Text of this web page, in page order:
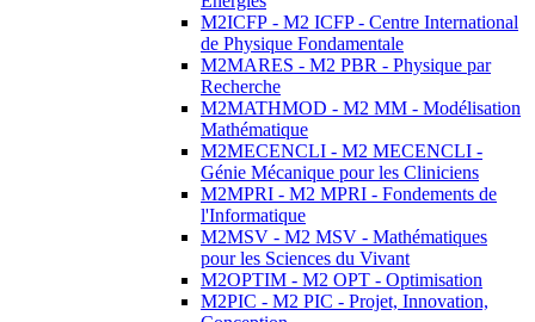
M2ICFP - M2 ICFP - Centre International
de Physique Fondamentale
M2MARES - M2 PBR - Physique par
Recherche
M2MATHMOD - M2 MM - Modélisation
Mathématique
M2MECENCLI - M2 MECENCLI -
Génie Mécanique pour les Cliniciens
M2MPRI - M2 MPRI - Fondements de
l'Informatique
M2MSV - M2 MSV - Mathématiques
pour les Sciences du Vivant
M2OPTIM - M2 OPT - Optimisation
M2PIC - M2 PIC - Projet, Innovation,